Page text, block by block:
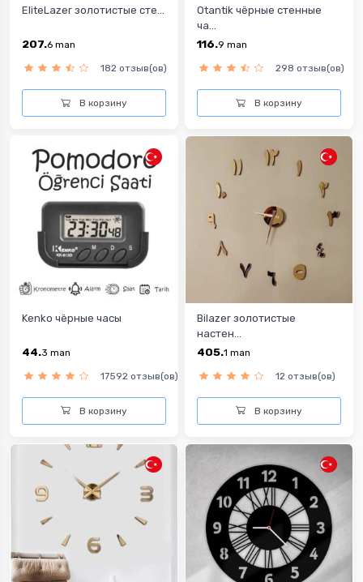
EliteLazer золотистые сте...
207.6 man
182 отзыв(ов)
В корзину
Otantik чёрные стенные
ча...
116.9 man
298 отзыв(ов)
В корзину
Kenko чёрные часы
44.3 man
17592 отзыв(ов)
В корзину
Bilazer золотистые
настен...
405.1 man
12 отзыв(ов)
В корзину